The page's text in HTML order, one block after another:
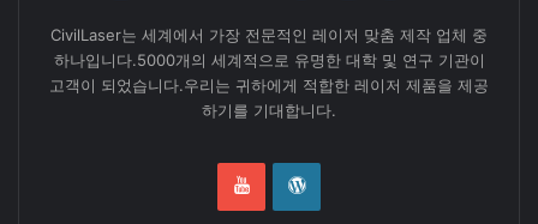
CivilLaser는 세계에서 가장 전문적인 레이저 맞춤 제작 업체 중
하나입니다.5000개의 세계적으로 유명한 대학 및 연구 기관이
고객이 되었습니다.우리는 귀하에게 적합한 레이저 제품을 제공
하기를 기대합니다.